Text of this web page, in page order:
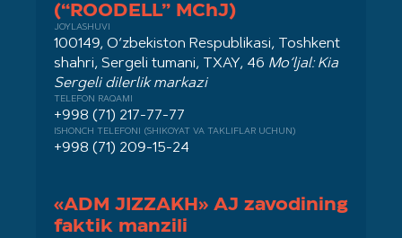
(“ROODELL” MChJ)
JOYLASHUVI
100149, O‘zbekiston Respublikasi, Toshkent
shahri, Sergeli tumani, TXAY, 46 Mo‘ljal: Kia
Sergeli dilerlik markazi
TELEFON RAQAMI
+998 (71) 217-77-77
ISHONCH TELEFONI (SHIKOYAT VA TAKLIFLAR UCHUN)
+998 (71) 209-15-24
«ADM JIZZAKH» AJ zavodining
faktik manzili